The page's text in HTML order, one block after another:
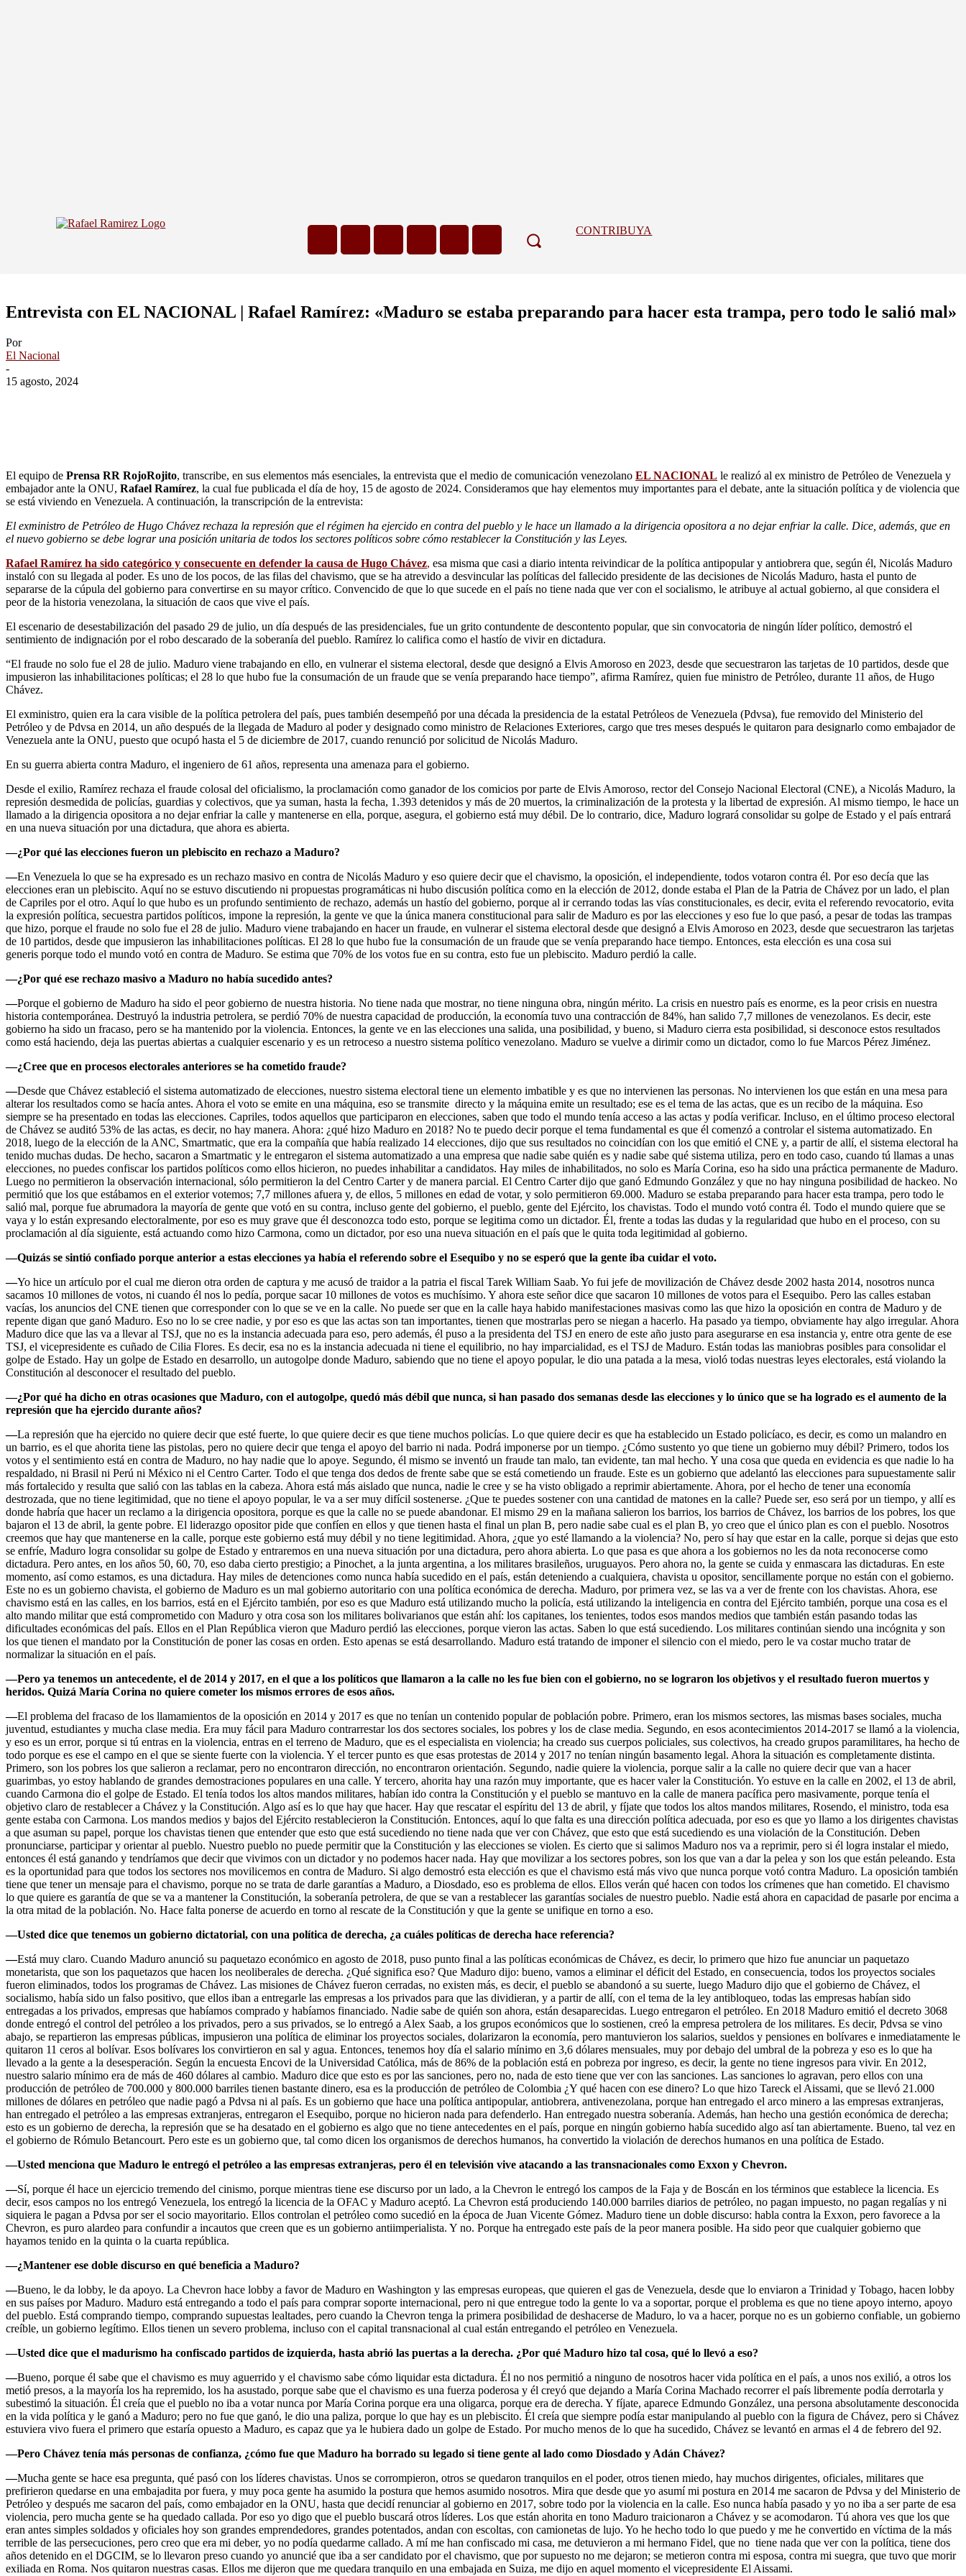
CONTRIBUYA
Entrevista con EL NACIONAL | Rafael Ramírez: «Maduro se estaba preparando para hacer esta trampa, pero todo le salió mal»
Por
El Nacional
-
15 agosto, 2024
El equipo de Prensa RR RojoRojito, transcribe, en sus elementos más esenciales, la entrevista que el medio de comunicación venezolano EL NACIONAL le realizó al ex ministro de Petróleo de Venezuela y
embajador ante la ONU, Rafael Ramírez, la cual fue publicada el día de hoy, 15 de agosto de 2024. Consideramos que hay elementos muy importantes para el debate, ante la situación política y de violencia que
se está viviendo en Venezuela. A continuación, la transcripción de la entrevista:
El exministro de Petróleo de Hugo Chávez rechaza la represión que el régimen ha ejercido en contra del pueblo y le hace un llamado a la dirigencia opositora a no dejar enfriar la calle. Dice, además, que en
el nuevo gobierno se debe lograr una posición unitaria de todos los sectores políticos sobre cómo restablecer la Constitución y las Leyes.
Rafael Ramírez ha sido categórico y consecuente en defender la causa de Hugo Chávez, esa misma que casi a diario intenta reivindicar de la política antipopular y antiobrera que, según él, Nicolás Maduro
instaló con su llegada al poder. Es uno de los pocos, de las filas del chavismo, que se ha atrevido a desvincular las políticas del fallecido presidente de las decisiones de Nicolás Maduro, hasta el punto de
separarse de la cúpula del gobierno para convertirse en su mayor crítico. Convencido de que lo que sucede en el país no tiene nada que ver con el socialismo, le atribuye al actual gobierno, al que considera el
peor de la historia venezolana, la situación de caos que vive el país.
El escenario de desestabilización del pasado 29 de julio, un día después de las presidenciales, fue un grito contundente de descontento popular, que sin convocatoria de ningún líder político, demostró el
sentimiento de indignación por el robo descarado de la soberanía del pueblo. Ramírez lo califica como el hastío de vivir en dictadura.
“El fraude no solo fue el 28 de julio. Maduro viene trabajando en ello, en vulnerar el sistema electoral, desde que designó a Elvis Amoroso en 2023, desde que secuestraron las tarjetas de 10 partidos, desde que
impusieron las inhabilitaciones políticas; el 28 lo que hubo fue la consumación de un fraude que se venía preparando hace tiempo”, afirma Ramírez, quien fue ministro de Petróleo, durante 11 años, de Hugo
Chávez.
El exministro, quien era la cara visible de la política petrolera del país, pues también desempeñó por una década la presidencia de la estatal Petróleos de Venezuela (Pdvsa), fue removido del Ministerio del
Petróleo y de Pdvsa en 2014, un año después de la llegada de Maduro al poder y designado como ministro de Relaciones Exteriores, cargo que tres meses después le quitaron para designarlo como embajador de
Venezuela ante la ONU, puesto que ocupó hasta el 5 de diciembre de 2017, cuando renunció por solicitud de Nicolás Maduro.
En su guerra abierta contra Maduro, el ingeniero de 61 años, representa una amenaza para el gobierno.
Desde el exilio, Ramírez rechaza el fraude colosal del oficialismo, la proclamación como ganador de los comicios por parte de Elvis Amoroso, rector del Consejo Nacional Electoral (CNE), a Nicolás Maduro, la
represión desmedida de policías, guardias y colectivos, que ya suman, hasta la fecha, 1.393 detenidos y más de 20 muertos, la criminalización de la protesta y la libertad de expresión. Al mismo tiempo, le hace un
llamado a la dirigencia opositora a no dejar enfriar la calle y mantenerse en ella, porque, asegura, el gobierno está muy débil. De lo contrario, dice, Maduro logrará consolidar su golpe de Estado y el país entrará
en una nueva situación por una dictadura, que ahora es abierta.
—¿Por qué las elecciones fueron un plebiscito en rechazo a Maduro?
—En Venezuela lo que se ha expresado es un rechazo masivo en contra de Nicolás Maduro y eso quiere decir que el chavismo, la oposición, el independiente, todos votaron contra él. Por eso decía que las
elecciones eran un plebiscito. Aquí no se estuvo discutiendo ni propuestas programáticas ni hubo discusión política como en la elección de 2012, donde estaba el Plan de la Patria de Chávez por un lado, el plan
de Capriles por el otro. Aquí lo que hubo es un profundo sentimiento de rechazo, además un hastío del gobierno, porque al ir cerrando todas las vías constitucionales, es decir, evita el referendo revocatorio, evita
la expresión política, secuestra partidos políticos, impone la represión, la gente ve que la única manera constitucional para salir de Maduro es por las elecciones y eso fue lo que pasó, a pesar de todas las trampas
que hizo, porque el fraude no solo fue el 28 de julio. Maduro viene trabajando en hacer un fraude, en vulnerar el sistema electoral desde que designó a Elvis Amoroso en 2023, desde que secuestraron las tarjetas
de 10 partidos, desde que impusieron las inhabilitaciones políticas. El 28 lo que hubo fue la consumación de un fraude que se venía preparando hace tiempo. Entonces, esta elección es una cosa sui
generis porque todo el mundo votó en contra de Maduro. Se estima que 70% de los votos fue en su contra, esto fue un plebiscito. Maduro perdió la calle.
—¿Por qué ese rechazo masivo a Maduro no había sucedido antes?
—Porque el gobierno de Maduro ha sido el peor gobierno de nuestra historia. No tiene nada que mostrar, no tiene ninguna obra, ningún mérito. La crisis en nuestro país es enorme, es la peor crisis en nuestra
historia contemporánea. Destruyó la industria petrolera, se perdió 70% de nuestra capacidad de producción, la economía tuvo una contracción de 84%, han salido 7,7 millones de venezolanos. Es decir, este
gobierno ha sido un fracaso, pero se ha mantenido por la violencia. Entonces, la gente ve en las elecciones una salida, una posibilidad, y bueno, si Maduro cierra esta posibilidad, si desconoce estos resultados
como está haciendo, deja las puertas abiertas a cualquier escenario y es un retroceso a nuestro sistema político venezolano. Maduro se vuelve a dirimir como un dictador, como lo fue Marcos Pérez Jiménez.
—¿Cree que en procesos electorales anteriores se ha cometido fraude?
—Desde que Chávez estableció el sistema automatizado de elecciones, nuestro sistema electoral tiene un elemento imbatible y es que no intervienen las personas. No intervienen los que están en una mesa para
alterar los resultados como se hacía antes. Ahora el voto se emite en una máquina, eso se transmite directo y la máquina emite un resultado; ese es el tema de las actas, que es un recibo de la máquina. Eso
siempre se ha presentado en todas las elecciones. Capriles, todos aquellos que participaron en elecciones, saben que todo el mundo tenía acceso a las actas y podía verificar. Incluso, en el último proceso electoral
de Chávez se auditó 53% de las actas, es decir, no hay manera. Ahora: ¿qué hizo Maduro en 2018? No te puedo decir porque el tema fundamental es que él comenzó a controlar el sistema automatizado. En
2018, luego de la elección de la ANC, Smartmatic, que era la compañía que había realizado 14 elecciones, dijo que sus resultados no coincidían con los que emitió el CNE y, a partir de allí, el sistema electoral ha
tenido muchas dudas. De hecho, sacaron a Smartmatic y le entregaron el sistema automatizado a una empresa que nadie sabe quién es y nadie sabe qué sistema utiliza, pero en todo caso, cuando tú llamas a unas
elecciones, no puedes confiscar los partidos políticos como ellos hicieron, no puedes inhabilitar a candidatos. Hay miles de inhabilitados, no solo es María Corina, eso ha sido una práctica permanente de Maduro.
Luego no permitieron la observación internacional, sólo permitieron la del Centro Carter y de manera parcial. El Centro Carter dijo que ganó Edmundo González y que no hay ninguna posibilidad de hackeo. No
permitió que los que estábamos en el exterior votemos; 7,7 millones afuera y, de ellos, 5 millones en edad de votar, y solo permitieron 69.000. Maduro se estaba preparando para hacer esta trampa, pero todo le
salió mal, porque fue abrumadora la mayoría de gente que votó en su contra, incluso gente del gobierno, el pueblo, gente del Ejército, los chavistas. Todo el mundo votó contra él. Todo el mundo quiere que se
vaya y lo están expresando electoralmente, por eso es muy grave que él desconozca todo esto, porque se legitima como un dictador. Él, frente a todas las dudas y la regularidad que hubo en el proceso, con su
proclamación al día siguiente, está actuando como hizo Carmona, como un dictador, por eso una nueva situación en el país que le quita toda legitimidad al gobierno.
—Quizás se sintió confiado porque anterior a estas elecciones ya había el referendo sobre el Esequibo y no se esperó que la gente iba cuidar el voto.
—Yo hice un artículo por el cual me dieron otra orden de captura y me acusó de traidor a la patria el fiscal Tarek William Saab. Yo fui jefe de movilización de Chávez desde 2002 hasta 2014, nosotros nunca
sacamos 10 millones de votos, ni cuando él nos lo pedía, porque sacar 10 millones de votos es muchísimo. Y ahora este señor dice que sacaron 10 millones de votos para el Esequibo. Pero las calles estaban
vacías, los anuncios del CNE tienen que corresponder con lo que se ve en la calle. No puede ser que en la calle haya habido manifestaciones masivas como las que hizo la oposición en contra de Maduro y de
repente digan que ganó Maduro. Eso no lo se cree nadie, y por eso es que las actas son tan importantes, tienen que mostrarlas pero se niegan a hacerlo. Ha pasado ya tiempo, obviamente hay algo irregular. Ahora
Maduro dice que las va a llevar al TSJ, que no es la instancia adecuada para eso, pero además, él puso a la presidenta del TSJ en enero de este año justo para asegurarse en esa instancia y, entre otra gente de ese
TSJ, el vicepresidente es cuñado de Cilia Flores. Es decir, esa no es la instancia adecuada ni tiene el equilibrio, no hay imparcialidad, es el TSJ de Maduro. Están todas las maniobras posibles para consolidar el
golpe de Estado. Hay un golpe de Estado en desarrollo, un autogolpe donde Maduro, sabiendo que no tiene el apoyo popular, le dio una patada a la mesa, violó todas nuestras leyes electorales, está violando la
Constitución al desconocer el resultado del pueblo.
—¿Por qué ha dicho en otras ocasiones que Maduro, con el autogolpe, quedó más débil que nunca, si han pasado dos semanas desde las elecciones y lo único que se ha logrado es el aumento de la
represión que ha ejercido durante años?
—La represión que ha ejercido no quiere decir que esté fuerte, lo que quiere decir es que tiene muchos policías. Lo que quiere decir es que ha establecido un Estado policíaco, es decir, es como un malandro en
un barrio, es el que ahorita tiene las pistolas, pero no quiere decir que tenga el apoyo del barrio ni nada. Podrá imponerse por un tiempo. ¿Cómo sustento yo que tiene un gobierno muy débil? Primero, todos los
votos y el sentimiento está en contra de Maduro, no hay nadie que lo apoye. Segundo, él mismo se inventó un fraude tan malo, tan evidente, tan mal hecho. Y una cosa que queda en evidencia es que nadie lo ha
respaldado, ni Brasil ni Perú ni México ni el Centro Carter. Todo el que tenga dos dedos de frente sabe que se está cometiendo un fraude. Este es un gobierno que adelantó las elecciones para supuestamente salir
más fortalecido y resulta que salió con las tablas en la cabeza. Ahora está más aislado que nunca, nadie le cree y se ha visto obligado a reprimir abiertamente. Ahora, por el hecho de tener una economía
destrozada, que no tiene legitimidad, que no tiene el apoyo popular, le va a ser muy difícil sostenerse. ¿Que te puedes sostener con una cantidad de matones en la calle? Puede ser, eso será por un tiempo, y allí es
donde habría que hacer un reclamo a la dirigencia opositora, porque es que la calle no se puede abandonar. El mismo 29 en la mañana salieron los barrios, los barrios de Chávez, los barrios de los pobres, los que
bajaron el 13 de abril, la gente pobre. El liderazgo opositor pide que confíen en ellos y que tienen hasta el final un plan B, pero nadie sabe cual es el plan B, yo creo que el único plan es con el pueblo. Nosotros
creemos que hay que mantenerse en la calle, porque este gobierno está muy débil y no tiene legitimidad. Ahora, ¿que yo esté llamando a la violencia? No, pero sí hay que estar en la calle, porque si dejas que esto
se enfríe, Maduro logra consolidar su golpe de Estado y entraremos en una nueva situación por una dictadura, pero ahora abierta. Lo que pasa es que ahora a los gobiernos no les da nota reconocerse como
dictadura. Pero antes, en los años 50, 60, 70, eso daba cierto prestigio; a Pinochet, a la junta argentina, a los militares brasileños, uruguayos. Pero ahora no, la gente se cuida y enmascara las dictaduras. En este
momento, así como estamos, es una dictadura. Hay miles de detenciones como nunca había sucedido en el país, están deteniendo a cualquiera, chavista u opositor, sencillamente porque no están con el gobierno.
Este no es un gobierno chavista, el gobierno de Maduro es un mal gobierno autoritario con una política económica de derecha. Maduro, por primera vez, se las va a ver de frente con los chavistas. Ahora, ese
chavismo está en las calles, en los barrios, está en el Ejército también, por eso es que Maduro está utilizando mucho la policía, está utilizando la inteligencia en contra del Ejército también, porque una cosa es el
alto mando militar que está comprometido con Maduro y otra cosa son los militares bolivarianos que están ahí: los capitanes, los tenientes, todos esos mandos medios que también están pasando todas las
dificultades económicas del país. Ellos en el Plan República vieron que Maduro perdió las elecciones, porque vieron las actas. Saben lo que está sucediendo. Los militares continúan siendo una incógnita y son
los que tienen el mandato por la Constitución de poner las cosas en orden. Esto apenas se está desarrollando. Maduro está tratando de imponer el silencio con el miedo, pero le va costar mucho tratar de
normalizar la situación en el país.
—Pero ya tenemos un antecedente, el de 2014 y 2017, en el que a los políticos que llamaron a la calle no les fue bien con el gobierno, no se lograron los objetivos y el resultado fueron muertos y
heridos. Quizá María Corina no quiere cometer los mismos errores de esos años.
—El problema del fracaso de los llamamientos de la oposición en 2014 y 2017 es que no tenían un contenido popular de población pobre. Primero, eran los mismos sectores, las mismas bases sociales, mucha
juventud, estudiantes y mucha clase media. Era muy fácil para Maduro contrarrestar los dos sectores sociales, los pobres y los de clase media. Segundo, en esos acontecimientos 2014-2017 se llamó a la violencia,
y eso es un error, porque si tú entras en la violencia, entras en el terreno de Maduro, que es el especialista en violencia; ha creado sus cuerpos policiales, sus colectivos, ha creado grupos paramilitares, ha hecho de
todo porque es ese el campo en el que se siente fuerte con la violencia. Y el tercer punto es que esas protestas de 2014 y 2017 no tenían ningún basamento legal. Ahora la situación es completamente distinta.
Primero, son los pobres los que salieron a reclamar, pero no encontraron dirección, no encontraron orientación. Segundo, nadie quiere la violencia, porque salir a la calle no quiere decir que van a hacer
guarimbas, yo estoy hablando de grandes demostraciones populares en una calle. Y tercero, ahorita hay una razón muy importante, que es hacer valer la Constitución. Yo estuve en la calle en 2002, el 13 de abril,
cuando Carmona dio el golpe de Estado. El tenía todos los altos mandos militares, habían ido contra la Constitución y el pueblo se mantuvo en la calle de manera pacífica pero masivamente, porque tenía el
objetivo claro de restablecer a Chávez y la Constitución. Algo así es lo que hay que hacer. Hay que rescatar el espíritu del 13 de abril, y fíjate que todos los altos mandos militares, Rosendo, el ministro, toda esa
gente estaba con Carmona. Los mandos medios y bajos del Ejército restablecieron la Constitución. Entonces, aquí lo que falta es una dirección política adecuada, por eso es que yo llamo a los dirigentes chavistas
a que asuman su papel, porque los chavistas tienen que entender que esto que está sucediendo no tiene nada que ver con Chávez, que esto que está sucediendo es una violación de la Constitución. Deben
pronunciarse, participar y orientar al pueblo. Nuestro pueblo no puede permitir que la Constitución y las elecciones se violen. Es cierto que si salimos Maduro nos va a reprimir, pero si él logra instalar el miedo,
entonces él está ganando y tendríamos que decir que vivimos con un dictador y no podemos hacer nada. Hay que movilizar a los sectores pobres, son los que van a dar la pelea y son los que están peleando. Esta
es la oportunidad para que todos los sectores nos movilicemos en contra de Maduro. Si algo demostró esta elección es que el chavismo está más vivo que nunca porque votó contra Maduro. La oposición también
tiene que tener un mensaje para el chavismo, porque no se trata de darle garantías a Maduro, a Diosdado, eso es problema de ellos. Ellos verán qué hacen con todos los crímenes que han cometido. El chavismo
lo que quiere es garantía de que se va a mantener la Constitución, la soberanía petrolera, de que se van a restablecer las garantías sociales de nuestro pueblo. Nadie está ahora en capacidad de pasarle por encima a
la otra mitad de la población. No. Hace falta ponerse de acuerdo en torno al rescate de la Constitución y que la gente se unifique en torno a eso.
—Usted dice que tenemos un gobierno dictatorial, con una política de derecha, ¿a cuáles políticas de derecha hace referencia?
—Está muy claro. Cuando Maduro anunció su paquetazo económico en agosto de 2018, puso punto final a las políticas económicas de Chávez, es decir, lo primero que hizo fue anunciar un paquetazo
monetarista, que son los paquetazos que hacen los neoliberales de derecha. ¿Qué significa eso? Que Maduro dijo: bueno, vamos a eliminar el déficit del Estado, en consecuencia, todos los proyectos sociales
fueron eliminados, todos los programas de Chávez. Las misiones de Chávez fueron cerradas, no existen más, es decir, el pueblo se abandonó a su suerte, luego Maduro dijo que el gobierno de Chávez, el
socialismo, había sido un falso positivo, que ellos iban a entregarle las empresas a los privados para que las dividieran, y a partir de allí, con el tema de la ley antibloqueo, todas las empresas habían sido
entregadas a los privados, empresas que habíamos comprado y habíamos financiado. Nadie sabe de quién son ahora, están desaparecidas. Luego entregaron el petróleo. En 2018 Maduro emitió el decreto 3068
donde entregó el control del petróleo a los privados, pero a sus privados, se lo entregó a Alex Saab, a los grupos económicos que lo sostienen, creó la empresa petrolera de los militares. Es decir, Pdvsa se vino
abajo, se repartieron las empresas públicas, impusieron una política de eliminar los proyectos sociales, dolarizaron la economía, pero mantuvieron los salarios, sueldos y pensiones en bolívares e inmediatamente le
quitaron 11 ceros al bolívar. Esos bolívares los convirtieron en sal y agua. Entonces, tenemos hoy día el salario mínimo en 3,6 dólares mensuales, muy por debajo del umbral de la pobreza y eso es lo que ha
llevado a la gente a la desesperación. Según la encuesta Encovi de la Universidad Católica, más de 86% de la población está en pobreza por ingreso, es decir, la gente no tiene ingresos para vivir. En 2012,
nuestro salario mínimo era de más de 460 dólares al cambio. Maduro dice que esto es por las sanciones, pero no, nada de esto tiene que ver con las sanciones. Las sanciones lo agravan, pero ellos con una
producción de petróleo de 700.000 y 800.000 barriles tienen bastante dinero, esa es la producción de petróleo de Colombia ¿Y qué hacen con ese dinero? Lo que hizo Tareck el Aissami, que se llevó 21.000
millones de dólares en petróleo que nadie pagó a Pdvsa ni al país. Es un gobierno que hace una política antipopular, antiobrera, antivenezolana, porque han entregado el arco minero a las empresas extranjeras,
han entregado el petróleo a las empresas extranjeras, entregaron el Esequibo, porque no hicieron nada para defenderlo. Han entregado nuestra soberanía. Además, han hecho una gestión económica de derecha;
esto es un gobierno de derecha, la represión que se ha desatado en el gobierno es algo que no tiene antecedentes en el país, porque en ningún gobierno había sucedido algo así tan abiertamente. Bueno, tal vez en
el gobierno de Rómulo Betancourt. Pero este es un gobierno que, tal como dicen los organismos de derechos humanos, ha convertido la violación de derechos humanos en una política de Estado.
—Usted menciona que Maduro le entregó el petróleo a las empresas extranjeras, pero él en televisión vive atacando a las transnacionales como Exxon y Chevron.
—Sí, porque él hace un ejercicio tremendo del cinismo, porque mientras tiene ese discurso por un lado, a la Chevron le entregó los campos de la Faja y de Boscán en los términos que establece la licencia. Es
decir, esos campos no los entregó Venezuela, los entregó la licencia de la OFAC y Maduro aceptó. La Chevron está produciendo 140.000 barriles diarios de petróleo, no pagan impuesto, no pagan regalías y ni
siquiera le pagan a Pdvsa por ser el socio mayoritario. Ellos controlan el petróleo como sucedió en la época de Juan Vicente Gómez. Maduro tiene un doble discurso: habla contra la Exxon, pero favorece a la
Chevron, es puro alardeo para confundir a incautos que creen que es un gobierno antiimperialista. Y no. Porque ha entregado este país de la peor manera posible. Ha sido peor que cualquier gobierno que
hayamos tenido en la quinta o la cuarta república.
—¿Mantener ese doble discurso en qué beneficia a Maduro?
—Bueno, le da lobby, le da apoyo. La Chevron hace lobby a favor de Maduro en Washington y las empresas europeas, que quieren el gas de Venezuela, desde que lo enviaron a Trinidad y Tobago, hacen lobby
en sus países por Maduro. Maduro está entregando a todo el país para comprar soporte internacional, pero ni que entregue todo la gente lo va a soportar, porque el problema es que no tiene apoyo interno, apoyo
del pueblo. Está comprando tiempo, comprando supuestas lealtades, pero cuando la Chevron tenga la primera posibilidad de deshacerse de Maduro, lo va a hacer, porque no es un gobierno confiable, un gobierno
creíble, un gobierno legítimo. Ellos tienen un severo problema, incluso con el capital transnacional al cual están entregando el petróleo en Venezuela.
—Usted dice que el madurismo ha confiscado partidos de izquierda, hasta abrió las puertas a la derecha. ¿Por qué Maduro hizo tal cosa, qué lo llevó a eso?
—Bueno, porque él sabe que el chavismo es muy aguerrido y el chavismo sabe cómo liquidar esta dictadura. Él no nos permitió a ninguno de nosotros hacer vida política en el país, a unos nos exilió, a otros los
metió presos, a la mayoría los ha repremido, los ha asustado, porque sabe que el chavismo es una fuerza poderosa y él creyó que dejando a María Corina Machado recorrer el país libremente podía derrotarla y
subestimó la situación. Él creía que el pueblo no iba a votar nunca por María Corina porque era una oligarca, porque era de derecha. Y fíjate, aparece Edmundo González, una persona absolutamente desconocida
en la vida política y le ganó a Maduro; pero no fue que ganó, le dio una paliza, porque lo que hay es un plebiscito. Él creía que siempre podía estar manipulando al pueblo con la figura de Chávez, pero si Chávez
estuviera vivo fuera el primero que estaría opuesto a Maduro, es capaz que ya le hubiera dado un golpe de Estado. Por mucho menos de lo que ha sucedido, Chávez se levantó en armas el 4 de febrero del 92.
—Pero Chávez tenía más personas de confianza, ¿cómo fue que Maduro ha borrado su legado si tiene gente al lado como Diosdado y Adán Chávez?
—Mucha gente se hace esa pregunta, qué pasó con los líderes chavistas. Unos se corrompieron, otros se quedaron tranquilos en el poder, otros tienen miedo, hay muchos dirigentes, oficiales, militares que
prefirieron quedarse en una embajadita por fuera, y muy poca gente ha asumido la postura que hemos asumido nosotros. Mira que desde que yo asumí mi postura en 2014 me sacaron de Pdvsa y del Ministerio de
Petróleo y después me sacaron del país, como embajador en la ONU, hasta que decidí renunciar al gobierno en 2017, sobre todo por la violencia en la calle. Eso nunca había pasado y yo no iba a ser parte de esa
violencia, pero mucha gente se ha quedado callada. Por eso yo digo que el pueblo buscará otros líderes. Los que están ahorita en tono Maduro traicionaron a Chávez y se acomodaron. Tú ahora ves que los que
eran antes simples soldados y oficiales hoy son grandes emprendedores, grandes potentados, andan con escoltas, con camionetas de lujo. Yo he hecho todo lo que puedo y me he convertido en víctima de la más
terrible de las persecuciones, pero creo que era mi deber, yo no podía quedarme callado. A mí me han confiscado mi casa, me detuvieron a mi hermano Fidel, que no tiene nada que ver con la política, tiene dos
años detenido en el DGCIM, se lo llevaron preso cuando yo anuncié que iba a ser candidato por el chavismo, que por supuesto no me dejaron; se metieron contra mi esposa, contra mi suegra, que tuvo que morir
exiliada en Roma. Nos quitaron nuestras casas. Ellos me dijeron que me quedara tranquilo en una embajada en Suiza, me dijo en aquel momento el vicepresidente El Aissami.